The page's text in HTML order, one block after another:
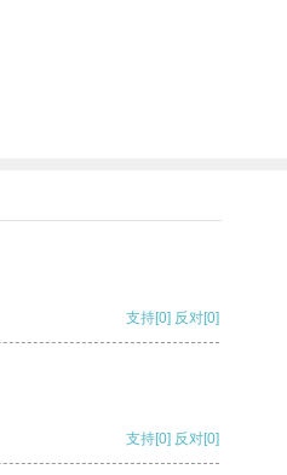
支持[0] 反对[0]
支持[0] 反对[0]